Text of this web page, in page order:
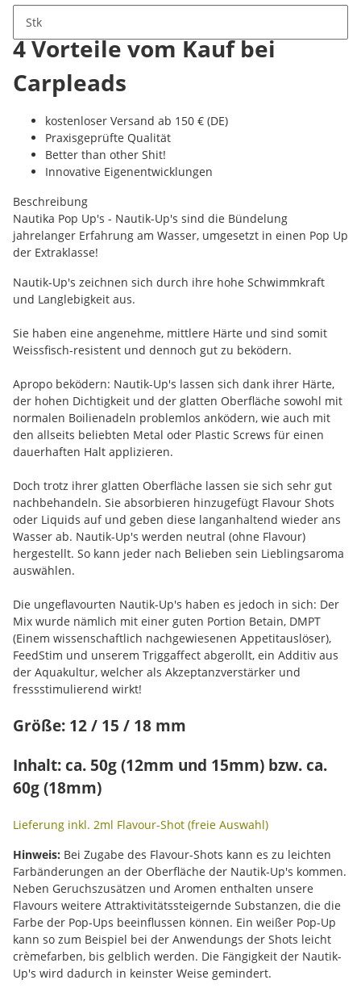
Stk
4 Vorteile vom Kauf bei
Carpleads
kostenloser Versand ab 150 € (DE)
Praxisgeprüfte Qualität
Better than other Shit!
Innovative Eigenentwicklungen
Beschreibung
Nautika Pop Up's - Nautik-Up's sind die Bündelung
jahrelanger Erfahrung am Wasser, umgesetzt in einen Pop Up
der Extraklasse!
Nautik-Up's zeichnen sich durch ihre hohe Schwimmkraft
und Langlebigkeit aus.
Sie haben eine angenehme, mittlere Härte und sind somit
Weissfisch-resistent und dennoch gut zu beködern.
Apropo beködern: Nautik-Up's lassen sich dank ihrer Härte,
der hohen Dichtigkeit und der glatten Oberfläche sowohl mit
normalen Boilienadeln problemlos anködern, wie auch mit
den allseits beliebten Metal oder Plastic Screws für einen
dauerhaften Halt applizieren.
Doch trotz ihrer glatten Oberfläche lassen sie sich sehr gut
nachbehandeln. Sie absorbieren hinzugefügt Flavour Shots
oder Liquids auf und geben diese langanhaltend wieder ans
Wasser ab. Nautik-Up's werden neutral (ohne Flavour)
hergestellt. So kann jeder nach Belieben sein Lieblingsaroma
auswählen.
Die ungeflavourten Nautik-Up's haben es jedoch in sich: Der
Mix wurde nämlich mit einer guten Portion Betain, DMPT
(Einem wissenschaftlich nachgewiesenen Appetitauslöser),
FeedStim und unserem Triggaffect abgerollt, ein Additiv aus
der Aquakultur, welcher als Akzeptanzverstärker und
fressstimulierend wirkt!
Größe: 12 / 15 / 18 mm
Inhalt: ca. 50g (12mm und 15mm) bzw. ca.
60g (18mm)
Lieferung inkl. 2ml Flavour-Shot (freie Auswahl)
Hinweis: Bei Zugabe des Flavour-Shots kann es zu leichten
Farbänderungen an der Oberfläche der Nautik-Up's kommen.
Neben Geruchszusätzen und Aromen enthalten unsere
Flavours weitere Attraktivitätssteigernde Substanzen, die die
Farbe der Pop-Ups beeinflussen können. Ein weißer Pop-Up
kann so zum Beispiel bei der Anwendungs der Shots leicht
crèmefarben, bis gelblich werden. Die Fängigkeit der Nautik-
Up's wird dadurch in keinster Weise gemindert.